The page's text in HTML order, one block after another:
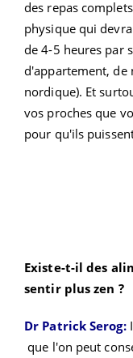
des repas
physique qui
de 4-5 heures par
d'appartement, de
nordique). Et
vos proches que
pour qu'ils
Existe-t-il des
sentir plus zen ?
Dr Patrick Serog:
que l'on peut